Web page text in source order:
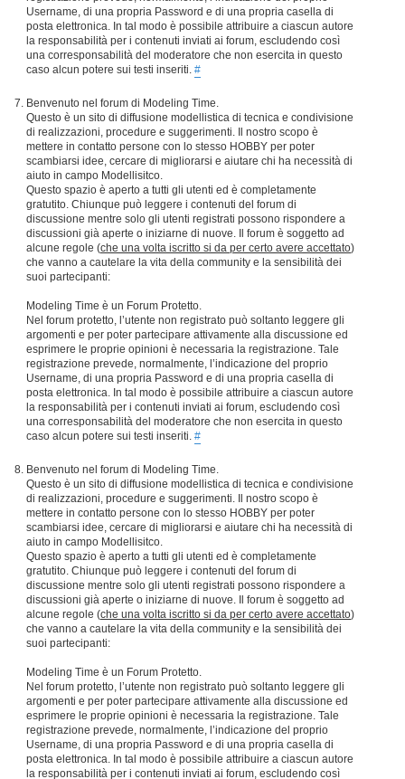
Username, di una propria Password e di una propria casella di
posta elettronica. In tal modo è possibile attribuire a ciascun autore
la responsabilità per i contenuti inviati ai forum, escludendo così
una corresponsabilità del moderatore che non esercita in questo
caso alcun potere sui testi inseriti. #
Benvenuto nel forum di Modeling Time.
Questo è un sito di diffusione modellistica di tecnica e condivisione
di realizzazioni, procedure e suggerimenti. Il nostro scopo è
mettere in contatto persone con lo stesso HOBBY per poter
scambiarsi idee, cercare di migliorarsi e aiutare chi ha necessità di
aiuto in campo Modellisitco.
Questo spazio è aperto a tutti gli utenti ed è completamente
gratutito. Chiunque può leggere i contenuti del forum di
discussione mentre solo gli utenti registrati possono rispondere a
discussioni già aperte o iniziarne di nuove. Il forum è soggetto ad
alcune regole (che una volta iscritto si da per certo avere accettato)
che vanno a cautelare la vita della community e la sensibilità dei
suoi partecipanti:
Modeling Time è un Forum Protetto.
Nel forum protetto, l’utente non registrato può soltanto leggere gli
argomenti e per poter partecipare attivamente alla discussione ed
esprimere le proprie opinioni è necessaria la registrazione. Tale
registrazione prevede, normalmente, l’indicazione del proprio
Username, di una propria Password e di una propria casella di
posta elettronica. In tal modo è possibile attribuire a ciascun autore
la responsabilità per i contenuti inviati ai forum, escludendo così
una corresponsabilità del moderatore che non esercita in questo
caso alcun potere sui testi inseriti. #
Benvenuto nel forum di Modeling Time.
Questo è un sito di diffusione modellistica di tecnica e condivisione
di realizzazioni, procedure e suggerimenti. Il nostro scopo è
mettere in contatto persone con lo stesso HOBBY per poter
scambiarsi idee, cercare di migliorarsi e aiutare chi ha necessità di
aiuto in campo Modellisitco.
Questo spazio è aperto a tutti gli utenti ed è completamente
gratutito. Chiunque può leggere i contenuti del forum di
discussione mentre solo gli utenti registrati possono rispondere a
discussioni già aperte o iniziarne di nuove. Il forum è soggetto ad
alcune regole (che una volta iscritto si da per certo avere accettato)
che vanno a cautelare la vita della community e la sensibilità dei
suoi partecipanti:
Modeling Time è un Forum Protetto.
Nel forum protetto, l’utente non registrato può soltanto leggere gli
argomenti e per poter partecipare attivamente alla discussione ed
esprimere le proprie opinioni è necessaria la registrazione. Tale
registrazione prevede, normalmente, l’indicazione del proprio
Username, di una propria Password e di una propria casella di
posta elettronica. In tal modo è possibile attribuire a ciascun autore
la responsabilità per i contenuti inviati ai forum, escludendo così